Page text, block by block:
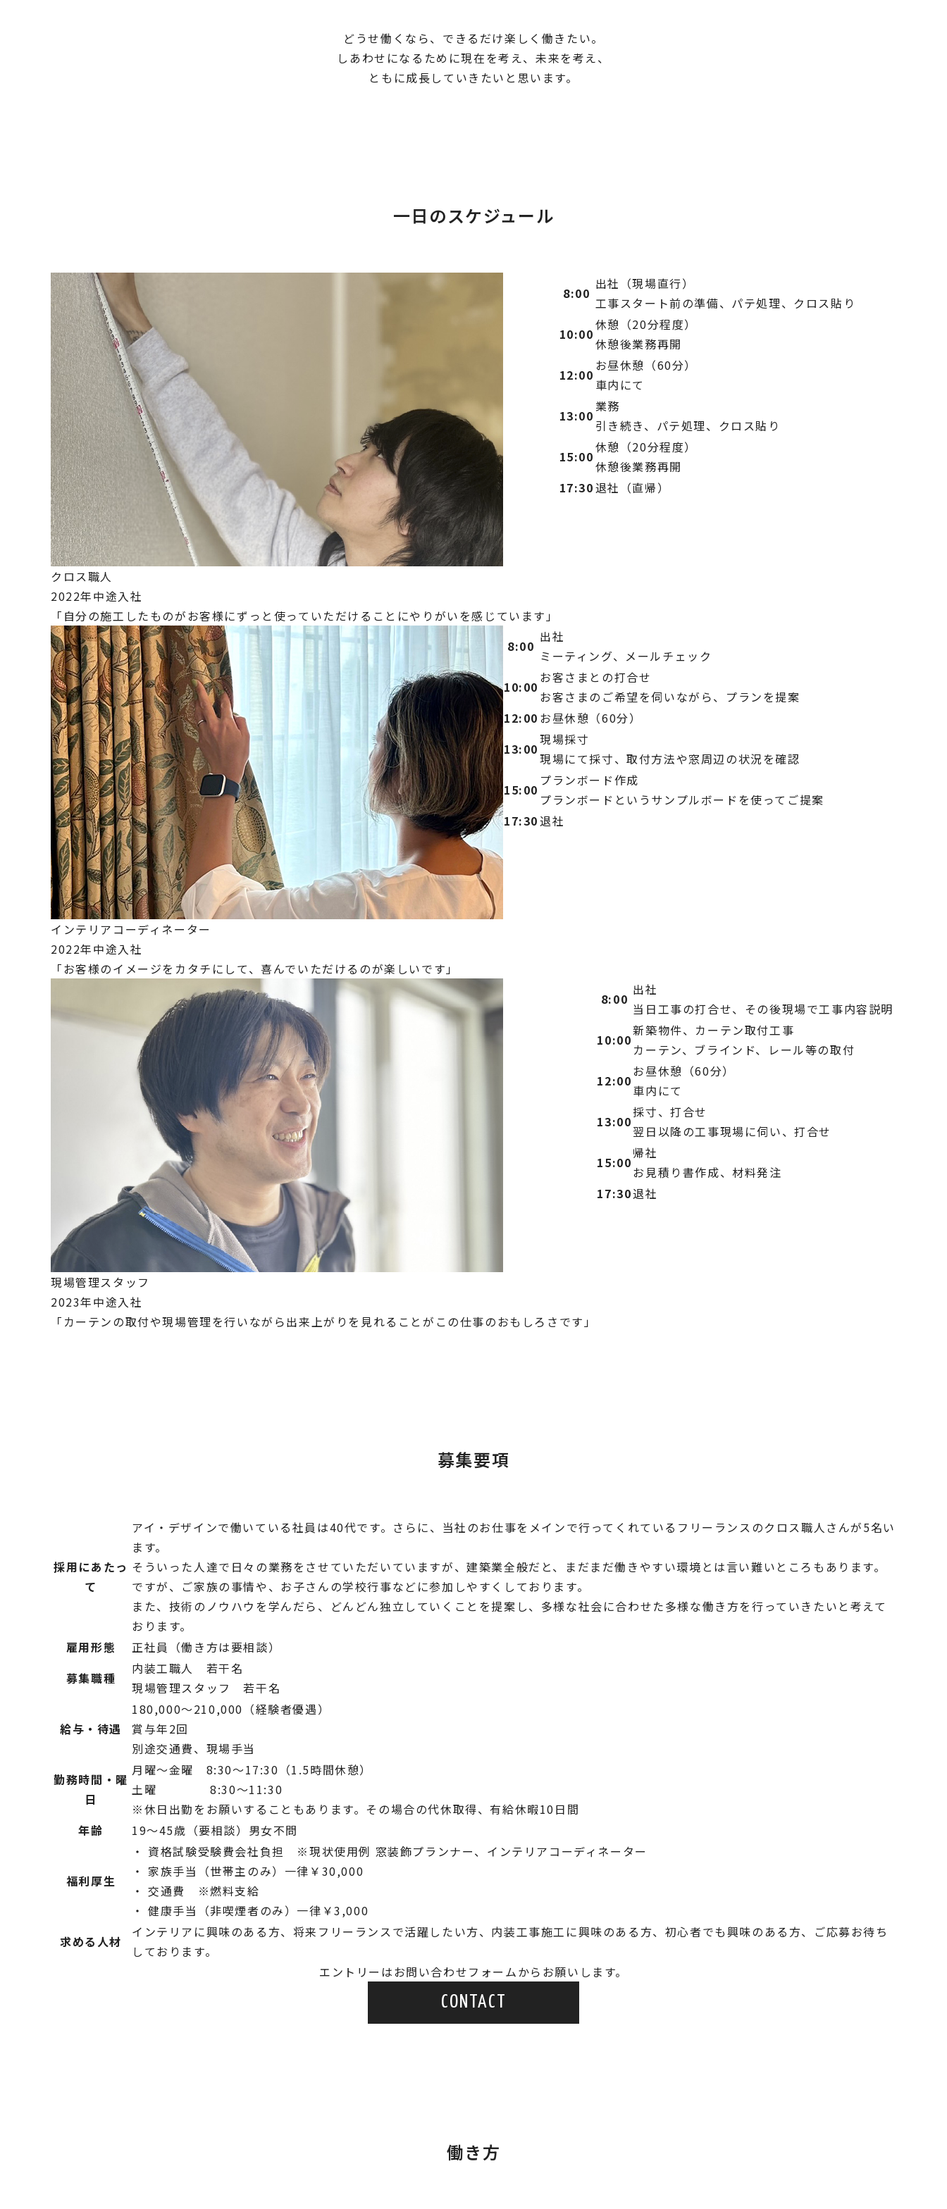
どうせ働くなら、できるだけ楽しく働きたい。
しあわせになるために現在を考え、未来を考え、
ともに成長していきたいと思います。
一日のスケジュール
クロス職人
2022年中途入社
「自分の施工したものがお客様にずっと使っていただけることにやりがいを感じています」
8:00
出社（現場直行）
工事スタート前の準備、パテ処理、クロス貼り
10:00
休憩（20分程度）
休憩後業務再開
12:00
お昼休憩（60分）
車内にて
13:00
業務
引き続き、パテ処理、クロス貼り
15:00
休憩（20分程度）
休憩後業務再開
17:30退社（直帰）
インテリアコーディネーター
2022年中途入社
「お客様のイメージをカタチにして、喜んでいただけるのが楽しいです」
8:00
出社
ミーティング、メールチェック
10:00
お客さまとの打合せ
お客さまのご希望を伺いながら、プランを提案
12:00 お昼休憩（60分）
13:00
現場採寸
現場にて採寸、取付方法や窓周辺の状況を確認
15:00
プランボード作成
プランボードというサンプルボードを使ってご提案
17:30退社
現場管理スタッフ
2023年中途入社
「カーテンの取付や現場管理を行いながら出来上がりを見れることがこの仕事のおもしろさです」
8:00
出社
当日工事の打合せ、その後現場で工事内容説明
10:00
新築物件、カーテン取付工事
カーテン、ブラインド、レール等の取付
12:00
お昼休憩（60分）
車内にて
13:00
採寸、打合せ
翌日以降の工事現場に伺い、打合せ
15:00
帰社
お見積り書作成、材料発注
17:30退社
募集要項
採用にあたっ
て
アイ・デザインで働いている社員は40代です。さらに、当社のお仕事をメインで行ってくれているフリーランスのクロス職人さんが5名い
ます。
そういった人達で日々の業務をさせていただいていますが、建築業全般だと、まだまだ働きやすい環境とは言い難いところもあります。
ですが、ご家族の事情や、お子さんの学校行事などに参加しやすくしております。
また、技術のノウハウを学んだら、どんどん独立していくことを提案し、多様な社会に合わせた多様な働き方を行っていきたいと考えて
おります。
雇用形態
正社員（働き方は要相談）
募集職種
内装工職人 若干名
現場管理スタッフ 若干名
給与・待遇
180,000～210,000（経験者優遇）
賞与年2回
別途交通費、現場手当
勤務時間・曜
日
月曜～金曜 8:30～17:30（1.5時間休憩）
土曜 8:30～11:30
※休日出勤をお願いすることもあります。その場合の代休取得、有給休暇10日間
年齢
19～45歳（要相談）男女不問
福利厚生
・ 資格試験受験費会社負担 ※現状使用例 窓装飾プランナー、インテリアコーディネーター
・ 家族手当（世帯主のみ）一律￥30,000
・ 交通費 ※燃料支給
・ 健康手当（非喫煙者のみ）一律￥3,000
求める人材
インテリアに興味のある方、将来フリーランスで活躍したい方、内装工事施工に興味のある方、初心者でも興味のある方、ご応募お待ち
しております。
エントリーはお問い合わせフォームからお願いします。
CONTACT
働き方